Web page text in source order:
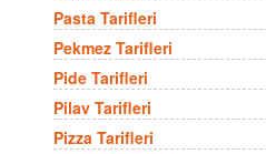
Pasta Tarifleri
Pekmez Tarifleri
Pide Tarifleri
Pilav Tarifleri
Pizza Tarifleri